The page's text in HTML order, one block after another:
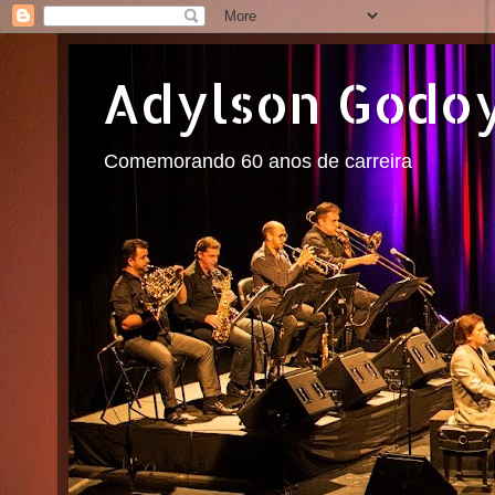
Adylson
Comemorando 60 anos de carreira